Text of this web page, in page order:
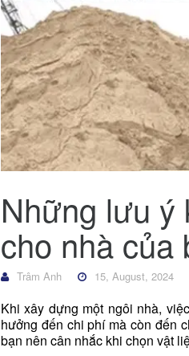
Những lưu ý
cho nhà của
Trâm Anh 15, August, 2024
Khi xây dựng một ngôi nhà,
hưởng đến chi phí mà còn đến
bạn nên cân nhắc khi chọn vật